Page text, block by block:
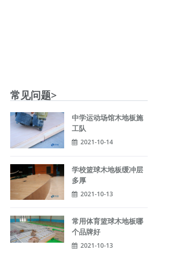
常见问题>
中学运动场馆木地板施
工队
2021-10-14
学校篮球木地板缓冲层
多厚
2021-10-13
常用体育篮球木地板哪
个品牌好
2021-10-13